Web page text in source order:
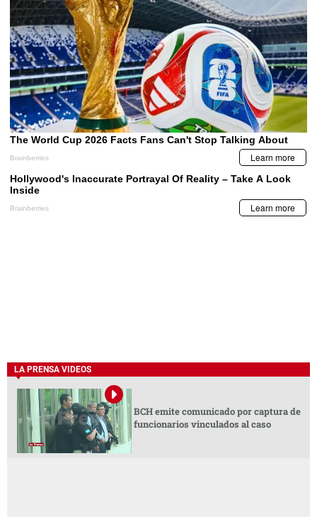
LA PRENSA VIDEOS
BCH emite comunicado por captura de
funcionarios vinculados al caso